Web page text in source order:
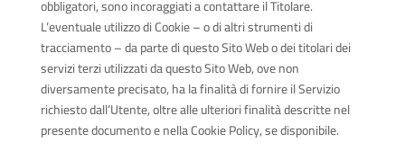
obbligatori, sono incoraggiati a contattare il Titolare.
L’eventuale utilizzo di Cookie – o di altri strumenti di
tracciamento – da parte di questo Sito Web o dei titolari dei
servizi terzi utilizzati da questo Sito Web, ove non
diversamente precisato, ha la finalità di fornire il Servizio
richiesto dall’Utente, oltre alle ulteriori finalità descritte nel
presente documento e nella Cookie Policy, se disponibile.